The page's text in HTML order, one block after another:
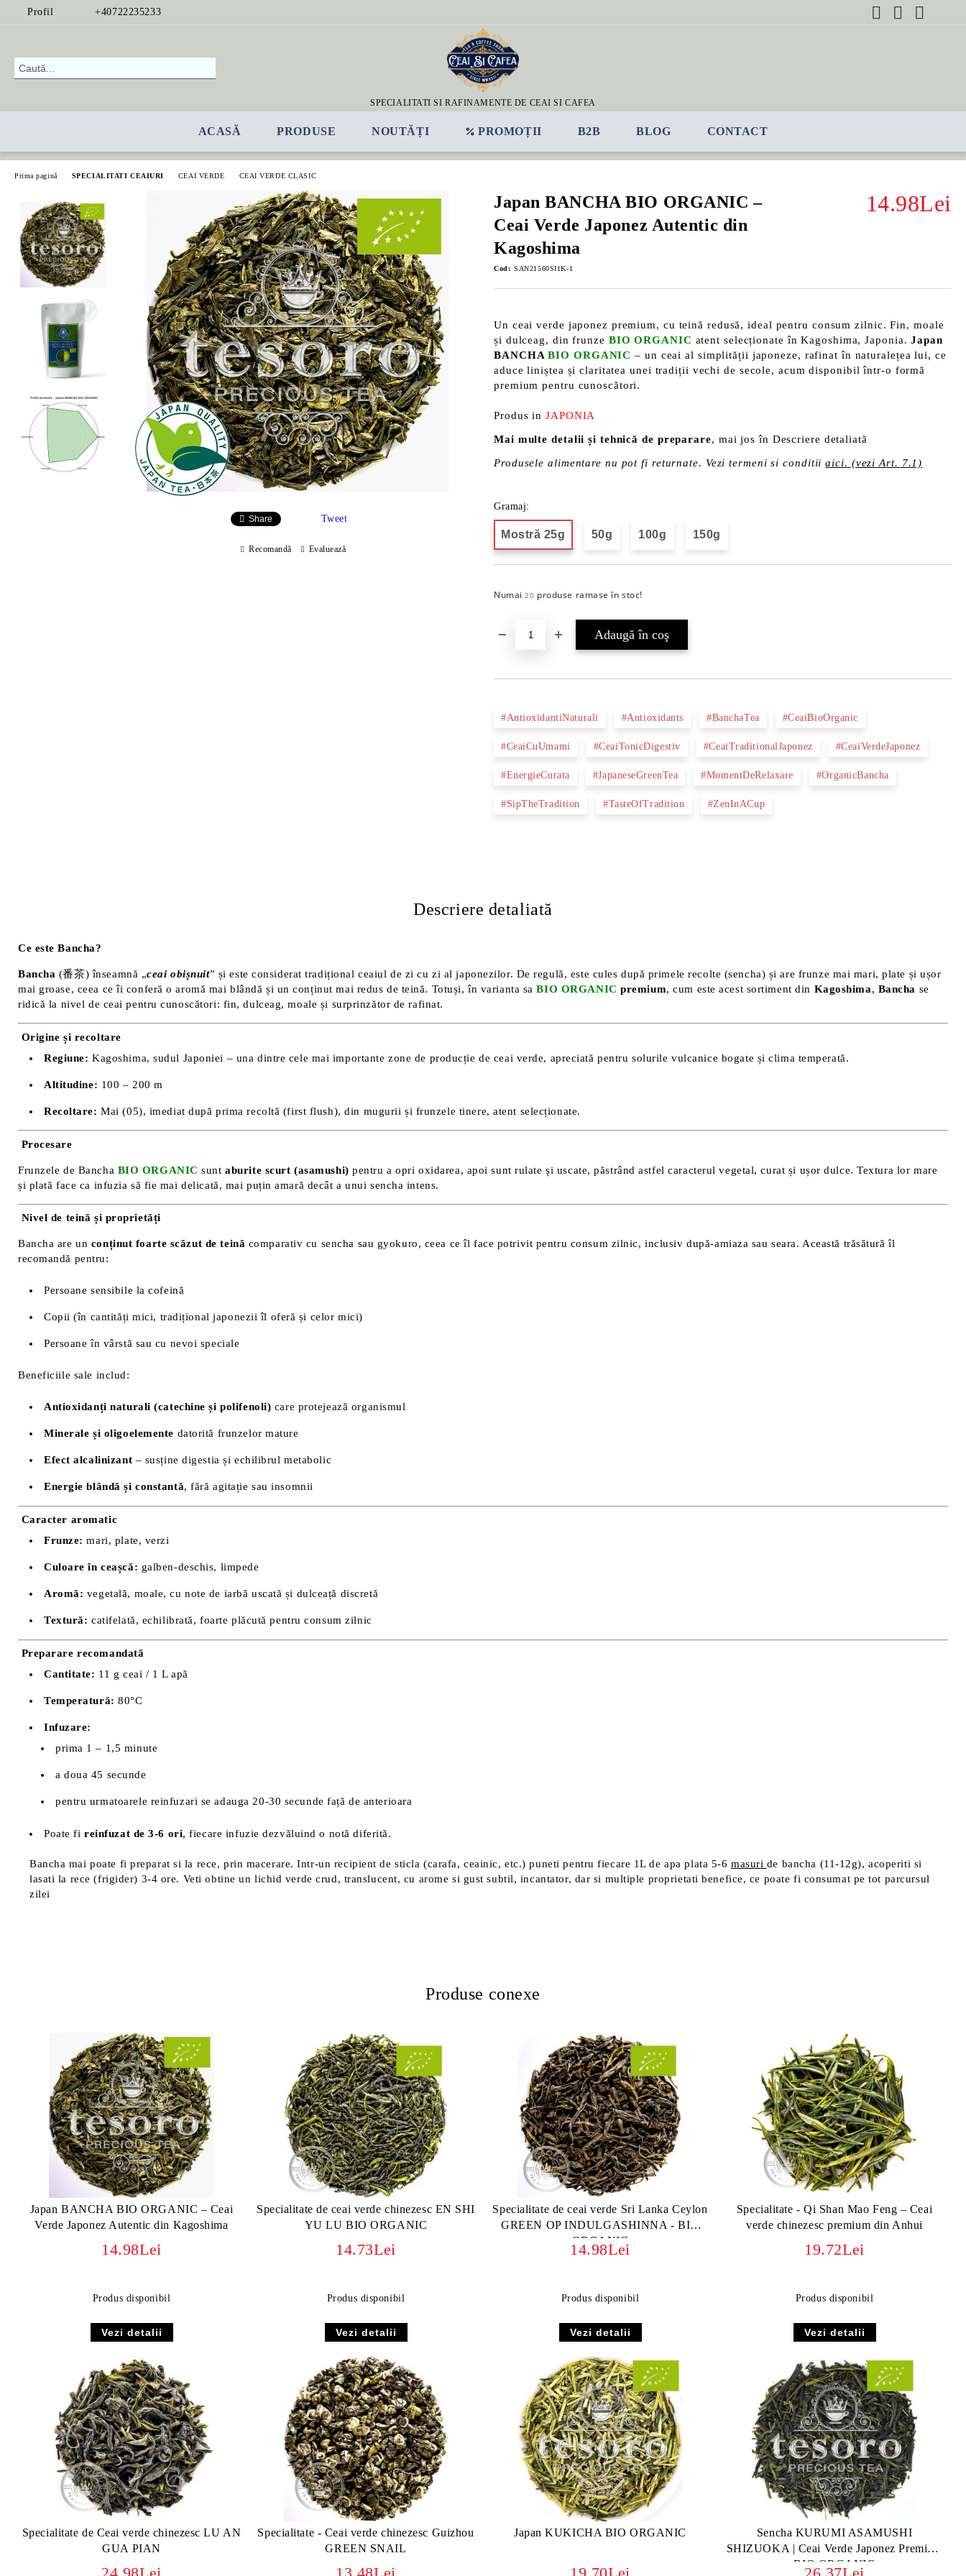
Profil +40722235233
SPECIALITATI SI RAFINAMENTE DE CEAI SI CAFEA
ACASĂ PRODUSE NOUTĂȚI PROMOȚII B2B BLOG CONTACT
Prima pagină SPECIALITATI CEAIURI CEAI VERDE CEAI VERDE CLASIC
Japan BANCHA BIO ORGANIC –
Ceai Verde Japonez Autentic din
Kagoshima
14.98Lei
Cod: SAN21560SI1K-1
Un ceai verde japonez premium, cu teină redusă, ideal pentru consum zilnic. Fin, moale
și dulceag, din frunze BIO ORGANIC atent selecționate în Kagoshima, Japonia.Japan
BANCHABIO ORGANIC – un ceai al simplității japoneze, rafinat în naturalețea lui, ce
aduce liniștea și claritatea unei tradiții vechi de secole, acum disponibil într-o formă
premium pentru cunoscători.
Produs in JAPONIA
Mai multe detalii și tehnică de preparare, mai jos în Descriere detaliată
Produsele alimentare nu pot fi returnate. Vezi termeni si conditiiaici. (vezi Art. 7.1)
Gramaj:
Mostră 25g 50g 100g 150g
Numai20 produse ramase în stoc!
#AntioxidantiNaturali #Antioxidants #BanchaTea #CeaiBioOrganic
#CeaiCuUmami #CeaiTonicDigestiv #CeaiTraditionalJaponez #CeaiVerdeJaponez
#EnergieCurata #JapaneseGreenTea #MomentDeRelaxare #OrganicBancha
#SipTheTradition #TasteOfTradition #ZenInACup
Share Tweet
Recomandă Evaluează
Descriere detaliată
Ce este Bancha?
Bancha (番茶) înseamnă „ceai obișnuit” și este considerat tradițional ceaiul de zi cu zi al japonezilor. De regulă, este cules după primele recolte (sencha) și are frunze mai mari, plate și ușor
mai groase, ceea ce îi conferă o aromă mai blândă și un conținut mai redus de teină. Totuși, în varianta saBIO ORGANIC premium, cum este acest sortiment din Kagoshima, Bancha se
ridică la nivel de ceai pentru cunoscători: fin, dulceag, moale și surprinzător de rafinat.
Origine și recoltare
Regiune: Kagoshima, sudul Japoniei – una dintre cele mai importante zone de producție de ceai verde, apreciată pentru solurile vulcanice bogate și clima temperată.
Altitudine: 100 – 200 m
Recoltare: Mai (05), imediat după prima recoltă (first flush), din mugurii și frunzele tinere, atent selecționate.
Procesare
Frunzele de Bancha BIO ORGANIC suntaburite scurt (asamushi) pentru a opri oxidarea, apoi sunt rulate și uscate, păstrând astfel caracterul vegetal, curat și ușor dulce. Textura lor mare
și plată face ca infuzia să fie mai delicată, mai puțin amară decât a unui sencha intens.
Nivel de teină și proprietăți
Bancha are un conținut foarte scăzut de teină comparativ cu sencha sau gyokuro, ceea ce îl face potrivit pentru consum zilnic, inclusiv după-amiaza sau seara. Această trăsătură îl
recomandă pentru:
Persoane sensibile la cofeină
Copii (în cantități mici, tradițional japonezii îl oferă și celor mici)
Persoane în vârstă sau cu nevoi speciale
Beneficiile sale includ:
Antioxidanți naturali (catechine și polifenoli) care protejează organismul
Minerale și oligoelemente datorită frunzelor mature
Efect alcalinizant – susține digestia și echilibrul metabolic
Energie blândă și constantă, fără agitație sau insomnii
Caracter aromatic
Frunze: mari, plate, verzi
Culoare în ceașcă: galben-deschis, limpede
Aromă: vegetală, moale, cu note de iarbă uscată și dulceață discretă
Textură: catifelată, echilibrată, foarte plăcută pentru consum zilnic
Preparare recomandată
Cantitate: 11 g ceai / 1 L apă
Temperatură: 80°C
Infuzare:
prima 1 – 1,5 minute
a doua 45 secunde
pentru urmatoarele reinfuzari se adauga 20-30 secunde față de anterioara
Poate fireinfuzat de 3-6 ori, fiecare infuzie dezvăluind o notă diferită.
Bancha mai poate fi preparat si la rece, prin macerare. Intr-un recipient de sticla (carafa, ceainic, etc.) puneti pentru fiecare 1L de apa plata 5-6 masuri de bancha (11-12g), acoperiti si
lasati la rece (frigider) 3-4 ore. Veti obtine un lichid verde crud, translucent, cu arome si gust subtil, incantator, dar si multiple proprietati benefice, ce poate fi consumat pe tot parcursul
zilei
Produse conexe
Japan BANCHA BIO ORGANIC – Ceai
Verde Japonez Autentic din Kagoshima
14.98Lei
Produs disponibil
Vezi detalii
Specialitate de ceai verde chinezesc EN SHI
YU LU BIO ORGANIC
14.73Lei
Produs disponibil
Vezi detalii
Specialitate de ceai verde Sri Lanka Ceylon
GREEN OP INDULGASHINNA - BIO
ORGANIC
14.98Lei
Produs disponibil
Vezi detalii
Specialitate - Qi Shan Mao Feng – Ceai
verde chinezesc premium din Anhui
19.72Lei
Produs disponibil
Vezi detalii
Specialitate de Ceai verde chinezesc LU AN
GUA PIAN
Specialitate - Ceai verde chinezesc Guizhou
GREEN SNAIL
Japan KUKICHA BIO ORGANIC
Sencha KURUMI ASAMUSHI
SHIZUOKA | Ceai Verde Japonez Premium
BIO ORGANIC